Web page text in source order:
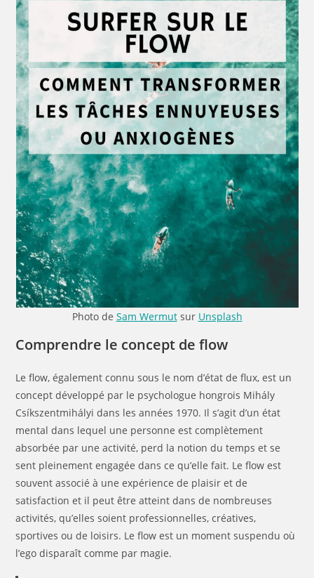
Photo de Sam Wermutsur Unsplash
Comprendre le concept de flow
Le flow, également connu sous le nom d’état de flux, est un
concept développé par le psychologue hongrois Mihály
Csíkszentmihályi dans les années 1970. Il s’agit d’un état
mental dans lequel une personne est complètement
absorbée par une activité, perd la notion du temps et se
sent pleinement engagée dans ce qu’elle fait. Le flow est
souvent associé à une expérience de plaisir et de
satisfaction et il peut être atteint dans de nombreuses
activités, qu’elles soient professionnelles, créatives,
sportives ou de loisirs. Le flow est un moment suspendu où
l’ego disparaît comme par magie.